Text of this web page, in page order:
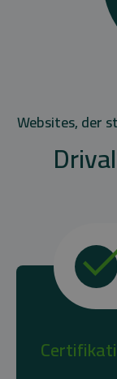
Websites, der